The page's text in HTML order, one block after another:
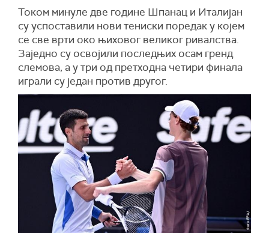
Током минуле две године Шпанац и Италијан
су успоставили нови тениски поредак у којем
се све врти око њиховог великог ривалства.
Заједно су освојили последњих осам гренд
слемова, а у три од претходна четири финала
играли су један против другог.